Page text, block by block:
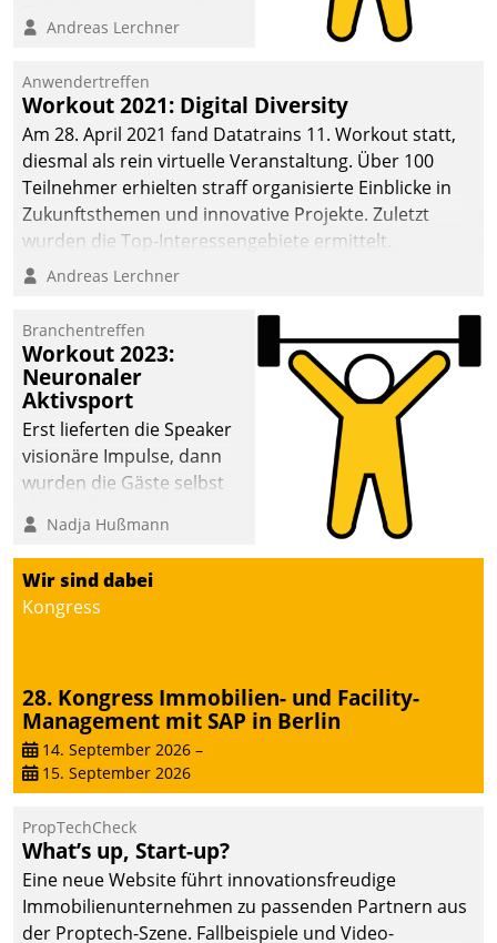
Teilnehmer kurzweilige
Cloud-Strategien und -
Lösungen mit hohem
Zukunftspotenzial.
Andreas Lerchner
Anwendertreffen
Workout 2021: Digital Diversity
Am 28. April 2021 fand Datatrains 11. Workout statt,
diesmal als rein virtuelle Veranstaltung. Über 100
Teilnehmer erhielten straff organisierte Einblicke in
Zukunftsthemen und innovative Projekte. Zuletzt
wurden die Top-Interessengebiete ermittelt.
Andreas Lerchner
Branchentreffen
Workout 2023:
Neuronaler
Aktivsport
Erst lieferten die Speaker
visionäre Impulse, dann
wurden die Gäste selbst
methodisch
Vernetzungsideen fürs
Quartier. Dazwischen
zeigte Datatrain, was es
Nadja Hußmann
Wir sind dabei
Kongress
28. Kongress Immobilien- und Facility-
Management mit SAP in Berlin
14. September 2026 –
15. September 2026
PropTechCheck
What’s up, Start-up?
Eine neue Website führt innovationsfreudige
Immobilienunternehmen zu passenden Partnern aus
der Proptech-Szene. Fallbeispiele und Video-